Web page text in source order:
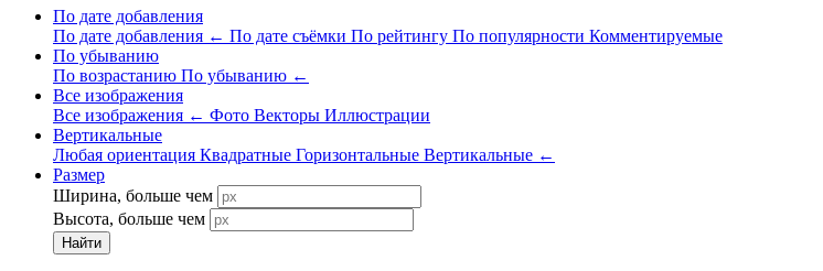
По дате добавления
По дате добавления ← По дате съёмки По рейтингу По популярности Комментируемые
По убыванию
По возрастанию По убыванию ←
Все изображения
Все изображения ← Фото Векторы Иллюстрации
Вертикальные
Любая ориентация Квадратные Горизонтальные Вертикальные ←
Размер
Ширина, больше чем
Высота, больше чем
Найти